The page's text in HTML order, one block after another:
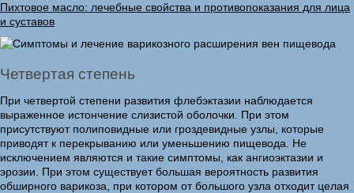
Пихтовое масло: лечебные свойства и противопоказания для лица
и суставов
Четвертая степень
При четвертой степени развития флебэктазии наблюдается
выраженное истончение слизистой оболочки. При этом
присутствуют полиповидные или гроздевидные узлы, которые
приводят к перекрыванию или уменьшению пищевода. Не
исключением являются и такие симптомы, как ангиоэктазии и
эрозии. При этом существует большая вероятность развития
обширного варикоза, при котором от большого узла отходит целая